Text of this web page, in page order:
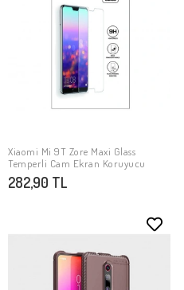
SEPETE EKLE
Xiaomi Mi 9T Zore Maxi Glass
Temperli Cam Ekran Koruyucu
282,90 TL